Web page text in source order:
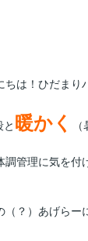
ちは！ひだまり
と 暖かく
調管理に気を付
？）あげらー